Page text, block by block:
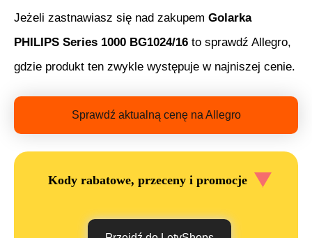
Jeżeli zastnawiasz się nad zakupem Golarka
PHILIPS Series 1000 BG1024/16 to sprawdź Allegro,
gdzie produkt ten zwykle występuje w najniszej cenie.
Sprawdź aktualną cenę na Allegro
Kody rabatowe, przeceny i promocje